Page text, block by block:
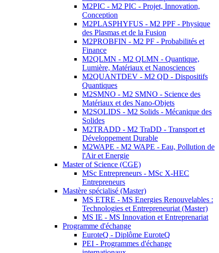
M2PIC - M2 PIC - Projet, Innovation,
Conception
M2PLASPHYFUS - M2 PPF - Physique
des Plasmas et de la Fusion
M2PROBFIN - M2 PF - Probabilités et
Finance
M2QLMN - M2 QLMN - Quantique,
Lumière, Matériaux et Nanosciences
M2QUANTDEV - M2 QD - Dispositifs
Quantiques
M2SMNO - M2 SMNO - Science des
Matériaux et des Nano-Objets
M2SOLIDS - M2 Solids - Mécanique des
Solides
M2TRADD - M2 TraDD - Transport et
Développement Durable
M2WAPE - M2 WAPE - Eau, Pollution de
l'Air et Energie
Master of Science (CGE)
MSc Entrepreneurs - MSc X-HEC
Entrepreneurs
Mastère spécialisé (Master)
MS ETRE - MS Energies Renouvelables :
Technologies et Entrepreneuriat (Master)
MS IE - MS Innovation et Entreprenariat
Programme d'échange
EuroteQ - Diplôme EuroteQ
PEI - Programmes d'échange